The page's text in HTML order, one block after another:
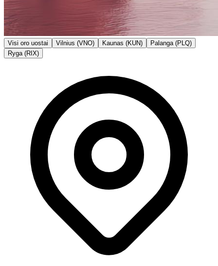
Visi oro uostai Vilnius (VNO) Kaunas (KUN)
Palanga (PLQ)
Ryga (RIX)